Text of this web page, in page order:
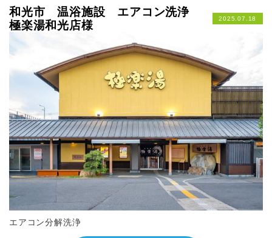
和光市 温浴施設 エアコン洗浄
極楽湯和光店様
2025.07.18
エアコン分解洗浄